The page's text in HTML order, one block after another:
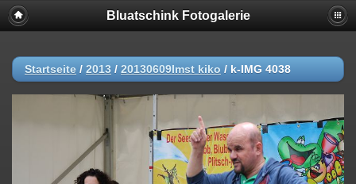
Bluatschink Fotogalerie
Startseite / 2013 / 20130609Imst kiko / k-IMG 4038